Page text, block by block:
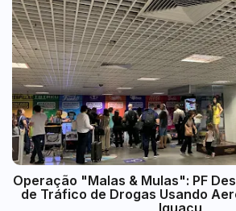
Operação "Malas & Mulas": PF
de Tráfico de Drogas Usando